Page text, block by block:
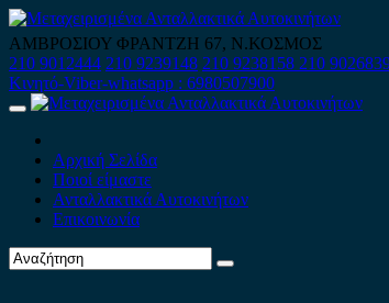
Skip
to
content
ΑΜΒΡΟΣΙΟΥ ΦΡΑΝΤΖΗ 67, Ν.ΚΟΣΜΟΣ
210 9012444 210 9239148 210 9238158 210
Κινητό-Viber-whatsapp : 6980507900
Primary
Αρχική Σελίδα
Ποιοί είμαστε
Ανταλλακτικά Αυτοκινήτων
Επικοινωνία